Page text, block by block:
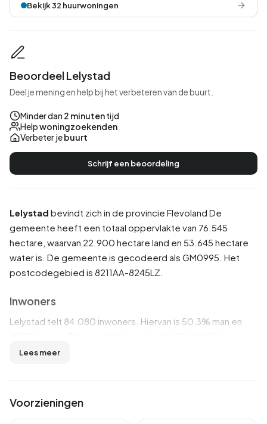
Lelystad bevindt zich in de provincie Flevoland De
gemeente heeft een totaal oppervlakte van 76.545
hectare, waarvan 22.900 hectare land en 53.645 hectare
water is. De gemeente is gecodeerd als GM0995. Het
postcodegebied is 8211AA-8245LZ.
Inwoners
Lelystad telt 84.080 inwoners. Hiervan is 50,3% man en
(26,8%). De overige leeftijden zijn 25,6% voor '45 tot 65
is verweduwd. 51.309 inwoners komen uit Nederland,
Lees meer
Voorzieningen
Bekijk 32 huurwoningen
Beoordeel Lelystad
Deel je mening en help bij het verbeteren van de buurt.
Minder dan 2 minutentijd
Helpwoningzoekenden
Verbeter jebuurt
Schrijf een beoordeling